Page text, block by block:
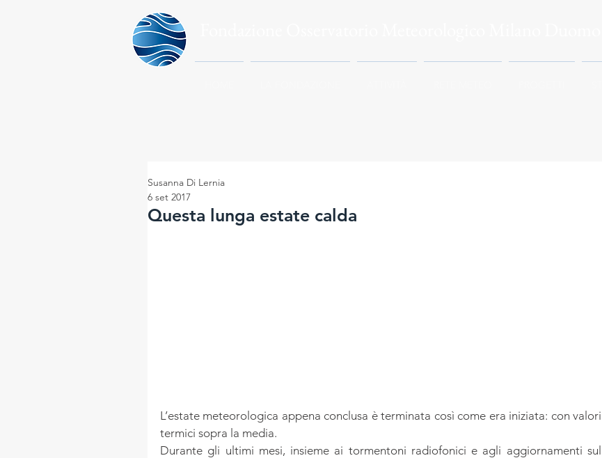
Questa lunga estate calda
Susanna Di Lernia
6 set 2017
L’estate meteorologica appena conclusa è terminata così come era iniziata: con valori
termici sopra la media.
Durante gli ultimi mesi, insieme ai tormentoni radiofonici e agli aggiornamenti sul